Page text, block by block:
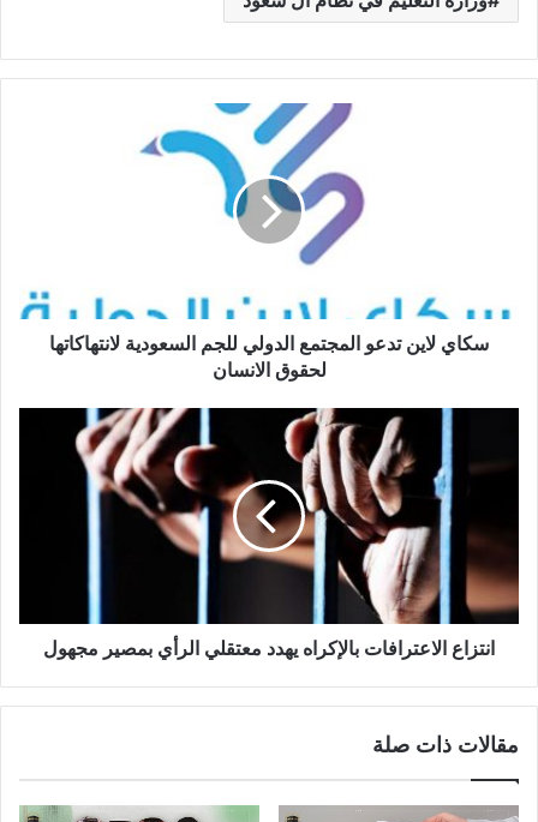
سكاي لاين تدعو المجتمع الدولي للجم السعودية لانتهاكاتها
لحقوق الانسان
انتزاع الاعترافات بالإكراه يهدد معتقلي الرأي بمصير مجهول
مقالات ذات صلة